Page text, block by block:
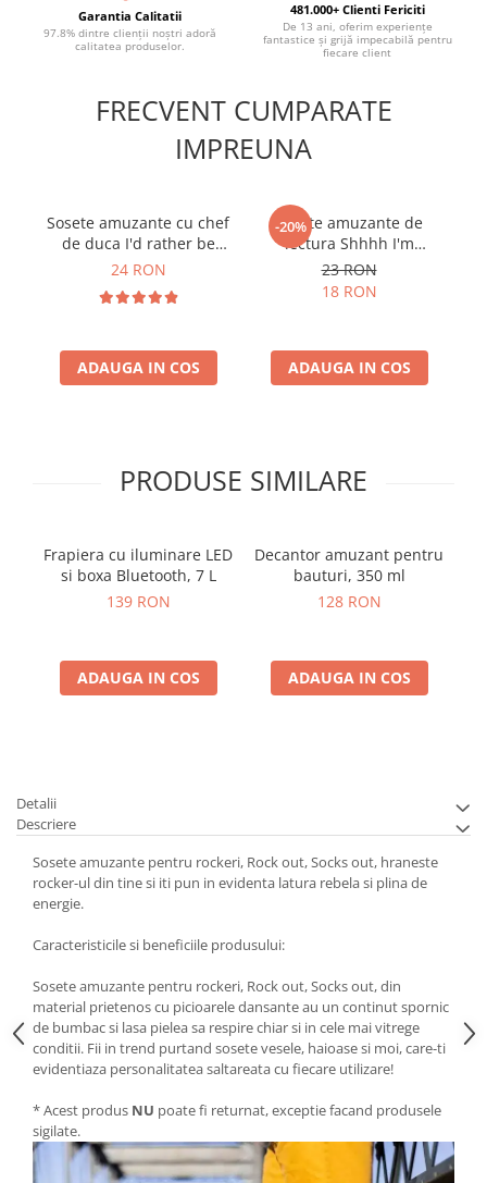
Garantia Calitatii
97.8% dintre clienții noștri adoră
calitatea produselor.
481.000+ Clienti Fericiti
De 13 ani, oferim experiențe
fantastice și grijă impecabilă pentru
fiecare client
FRECVENT CUMPARATE
IMPREUNA
Sosete amuzante cu chef
de duca I'd rather be
hiking
24 RON
ADAUGA IN COS
-20%
Sosete amuzante de
lectura Shhhh I'm
reading, Marime 40-44
23 RON
18 RON
ADAUGA IN COS
PRODUSE SIMILARE
Frapiera cu iluminare LED
si boxa Bluetooth, 7 L
139 RON
ADAUGA IN COS
Decantor amuzant pentru
bauturi, 350 ml
128 RON
ADAUGA IN COS
Detalii
Descriere
Sosete amuzante pentru rockeri, Rock out, Socks out, hraneste
rocker-ul din tine si iti pun in evidenta latura rebela si plina de
energie.
Caracteristicile si beneficiile produsului:
Sosete amuzante pentru rockeri, Rock out, Socks out, din
material prietenos cu picioarele dansante au un continut spornic
de bumbac si lasa pielea sa respire chiar si in cele mai vitrege
conditii. Fii in trend purtand sosete vesele, haioase si moi, care-ti
evidentiaza personalitatea saltareata cu fiecare utilizare!
* Acest produs NU poate fi returnat, exceptie facand produsele
sigilate.